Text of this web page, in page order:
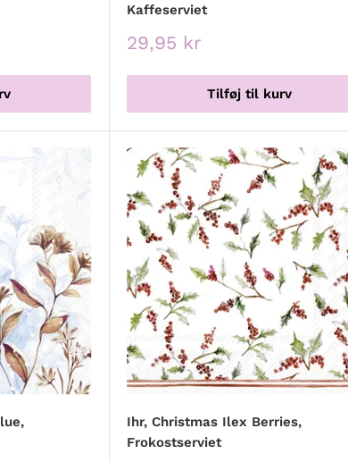
Kaffeserviet
Udsalgspris
29,95 kr
Tilføj til kurv
Ihr, Christmas Ilex Berries,
Frokostserviet